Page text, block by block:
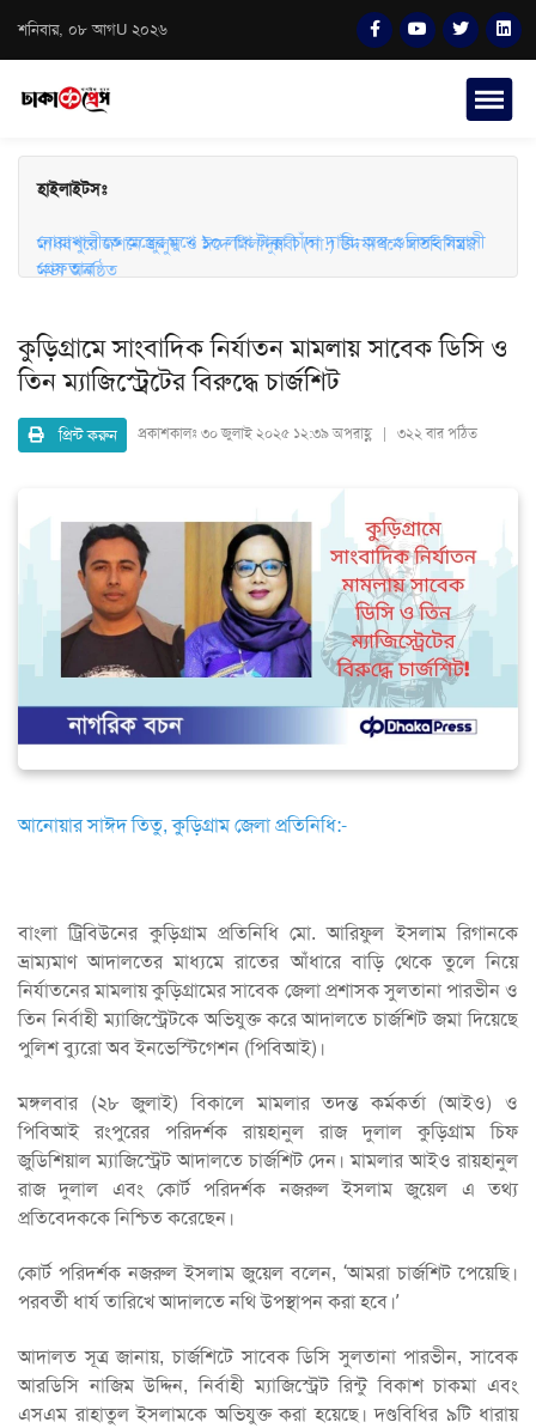
শনিবার, ০৮ আগU ২০২৬
হাইলাইটসঃ
নোয়াখালীতে অস্ত্রের মুখে ১০ লাখ টাকা চাঁদা দাবি: অস্ত্র-গুলিসহ সন্ত্রাসী
সভা অনুষ্ঠিত
কুড়িগ্রামে সাংবা‌দিক নির্যাতন মামলায় সাবেক ডি‌সি ও
তিন ম্যাজিস্ট্রেটের বিরু‌দ্ধে চার্জশিট
প্রিন্ট করুন প্রকাশকালঃ ৩০ জুলাই ২০২৫ ১২:৩৯ অপরাহ্ণ | ৩২২ বার পঠিত
আনোয়ার সাঈদ তিতু, কুড়িগ্রাম জেলা প্রতিনিধি:-
বাংলা ট্রিবিউ‌নের কু‌ড়িগ্রা‌ম প্রতি‌নি‌ধি মো. আ‌রিফুল ইসলাম রিগানকে
ভ্রাম্যমাণ আদাল‌তের মাধ্যমে রা‌তের আঁধা‌রে বা‌ড়ি থে‌কে তু‌লে নি‌য়ে
নির্যাতনের মামলায় কু‌ড়িগ্রা‌মের সা‌বেক জেলা প্রশাসক সুলতানা পারভীন ও
তিন নির্বাহী ম্যাজিস্ট্রেটকে অ‌ভিযুক্ত ক‌রে আদাল‌তে চার্জশিট জমা দি‌য়েছে
পু‌লিশ ব্যু‌রো অব ইন‌ভে‌স্টি‌গেশন (‌পি‌বিআই)।
মঙ্গলবার (২৮ জুলাই) বিকা‌লে মামলার তদন্ত কর্মকর্তা (আইও) ও
পি‌বিআই রংপু‌রের প‌রিদর্শক রায়হানুল রাজ দুলাল কু‌ড়িগ্রাম চিফ
জু‌ডি‌শিয়াল ম্যাজিস্ট্রেট আদাল‌তে চার্জশিট দেন। মামলার আইও রায়হানুল
রাজ দুলাল এবং কোর্ট পরিদর্শক নজরুল ইসলাম জু‌য়েল এ তথ্য
প্রতিবেদককে নি‌শ্চিত ক‌রে‌ছেন।
কোর্ট পরিদর্শক নজরুল ইসলাম জু‌য়েল ব‌লেন, ‘আমরা চার্জশিট ‌পে‌য়ে‌ছি।
পরবর্তী ধার্য তা‌রি‌খে আদালতে ন‌থি উপস্থাপন করা হ‌বে।’
আদালত সূত্র জানায়, চার্জশি‌টে সা‌বেক ডি‌সি সুলতানা পারভীন, সা‌বেক
আর‌ডি‌সি না‌জিম উ‌দ্দিন, নির্বাহী ম্যাজি‌স্ট্রেট রিন্টু বিকাশ চাকমা এবং
এসএম রাহাতুল ইসলাম‌কে অ‌ভিযুক্ত করা হ‌য়ে‌ছে। দণ্ডবি‌ধির ৯টি ধারায়